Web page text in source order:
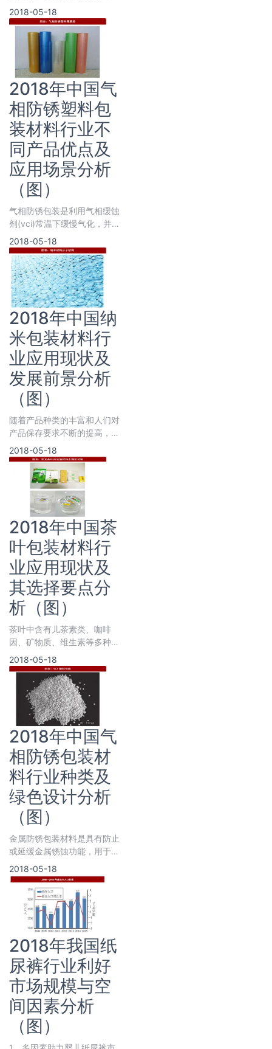
之一，世界各国正在竭力开展
研究和开发工作，并推广其应
2018-05-18
2018年中国气
相防锈塑料包
装材料行业不
同产品优点及
应用场景分析
（图）
气相防锈包装是利用气相缓蚀
剂(vci)常温下缓慢气化，并以
分子或例子的形式吸附于金属
表面，形成极薄的膜层，从而
2018-05-18
2018年中国纳
米包装材料行
业应用现状及
发展前景分析
（图）
随着产品种类的丰富和人们对
产品保存要求不断的提高，研
究包装的专家学者们面临着如
何改变、提升包装材料性能的
2018-05-18
2018年中国茶
叶包装材料行
业应用现状及
其选择要点分
析（图）
茶叶中含有儿茶素类、咖啡
因、矿物质、维生素等多种成
分，研究显示茶叶成分对人体
具有保舰养生的作用。但是面
2018-05-18
2018年中国气
相防锈包装材
料行业种类及
绿色设计分析
（图）
金属防锈包装材料是具有防止
或延缓金属锈蚀功能，用于金
属制品加工和贮运过程中的暂
时性防护包装材料。金属防锈
2018-05-18
2018年我国纸
尿裤行业利好
市场规模与空
间因素分析
（图）